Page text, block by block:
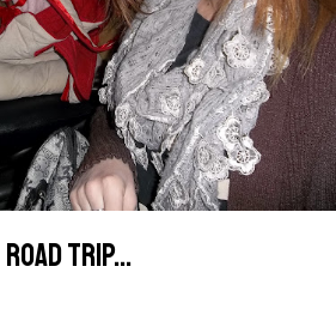
ROAD TRIP...